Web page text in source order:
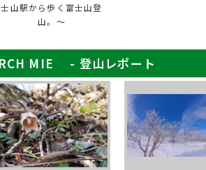
士山駅から歩く富士山登
山。～
MIE - 登山レポート